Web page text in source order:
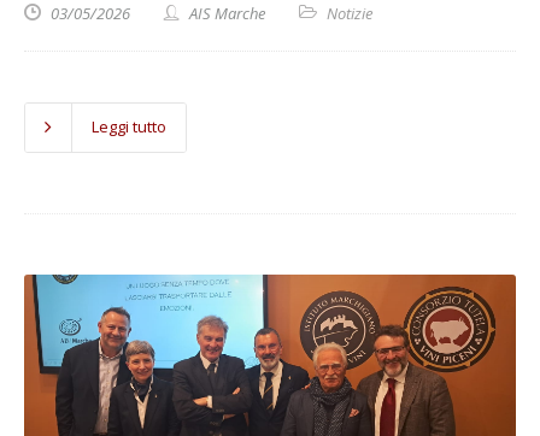
03/05/2026 AIS Marche Notizie
Leggi tutto